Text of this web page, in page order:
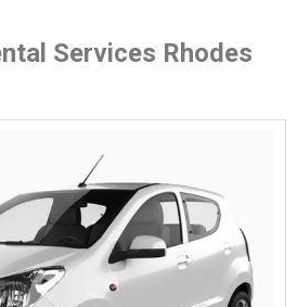
Services Rhodes